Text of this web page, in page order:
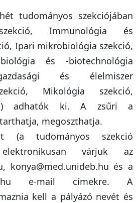
tudományos szekciójában
Immunológia és
Ipari mikrobiológia szekció,
és -biotechnológia
és élelmiszer
Mikológia szekció,
adhatók ki. A zsűri a
megoszthatja.
(a tudományos szekció
elektronikusan várjuk az
konya@med.unideb.hu és a
e-mail címekre. A
kell a pályázó nevét és